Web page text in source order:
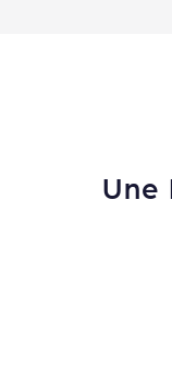
Une